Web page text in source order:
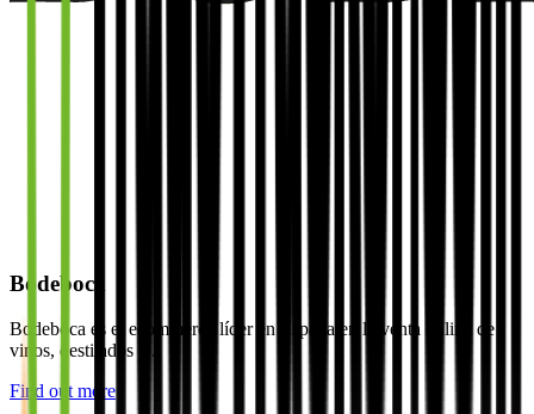
Bodeboca
Bodeboca es el ecommerce líder en España en la venta online de
vinos, destilados y...
Find out more